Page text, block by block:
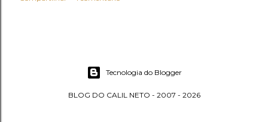
Tecnologia do Blogger
BLOG DO CALIL NETO - 2007 - 2026